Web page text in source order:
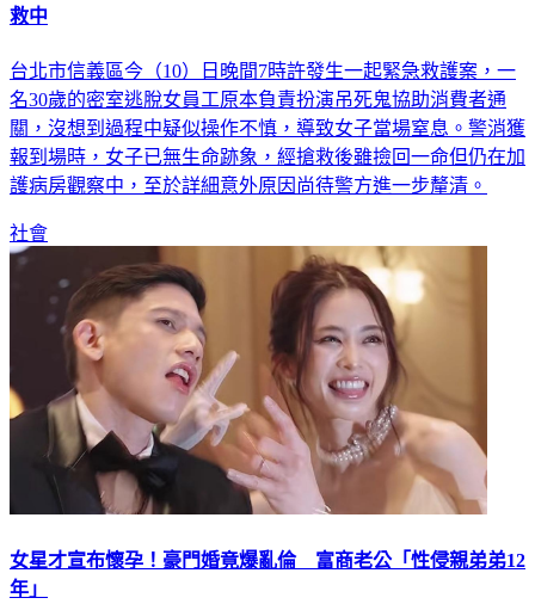
救中
台北市信義區今（10）日晚間7時許發生一起緊急救護案，一
名30歲的密室逃脫女員工原本負責扮演吊死鬼協助消費者通
關，沒想到過程中疑似操作不慎，導致女子當場窒息。警消獲
報到場時，女子已無生命跡象，經搶救後雖撿回一命但仍在加
護病房觀察中，至於詳細意外原因尚待警方進一步釐清。
社會
女星才宣布懷孕！豪門婚竟爆亂倫 富商老公「性侵親弟弟12
年」